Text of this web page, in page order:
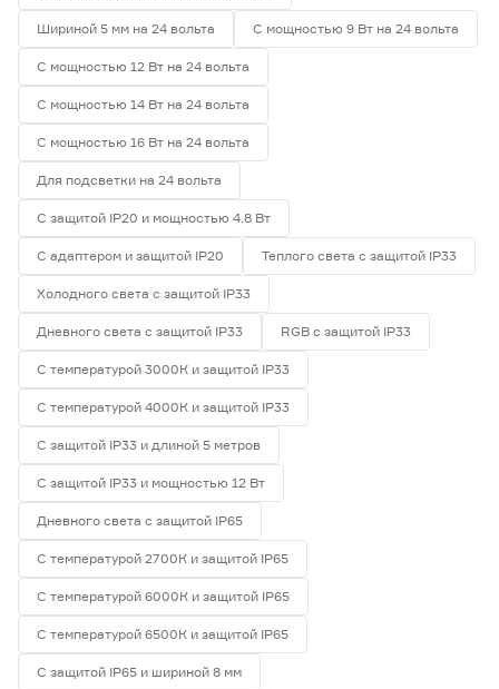
Шириной 5 мм на 24 вольта С мощностью 9 Вт на 24 вольта
С мощностью 12 Вт на 24 вольта
С мощностью 14 Вт на 24 вольта
С мощностью 16 Вт на 24 вольта
Для подсветки на 24 вольта
С защитой IP20 и мощностью 4.8 Вт
С адаптером и защитой IP20 Теплого света с защитой IP33
Холодного света с защитой IP33
Дневного света с защитой IP33 RGB с защитой IP33
С температурой 3000К и защитой IP33
С температурой 4000К и защитой IP33
С защитой IP33 и длиной 5 метров
С защитой IP33 и мощностью 12 Вт
Дневного света с защитой IP65
С температурой 2700К и защитой IP65
С температурой 6000К и защитой IP65
С температурой 6500К и защитой IP65
С защитой IP65 и шириной 8 мм